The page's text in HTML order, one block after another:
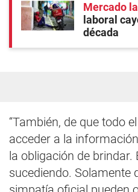
Mercado
laboral
década
“También, de que todo
acceder a la
la obligación de brindar.
sucediendo. Solamente